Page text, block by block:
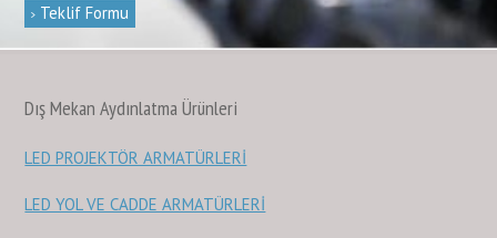
Teklif Formu
Dış Mekan Aydınlatma Ürünleri
LED PROJEKTÖR ARMATÜRLERİ
LED YOL VE CADDE ARMATÜRLERİ